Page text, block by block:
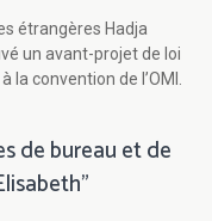
étrangères Hadja
un avant-projet de loi
convention de l’OMI.
de bureau et de